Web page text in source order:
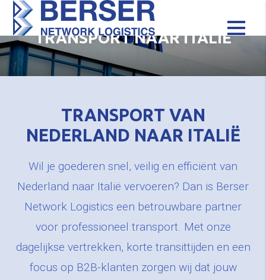
TRANSPORT NAAR ITALIË
TRANSPORT VAN
NEDERLAND NAAR ITALIË
Wil je goederen snel, veilig en efficiënt van
Nederland naar Italië vervoeren? Dan is Berser
Network Logistics een betrouwbare partner
voor professioneel transport. Met onze
dagelijkse vertrekken, korte transittijden en een
focus op B2B-klanten zorgen wij dat jouw